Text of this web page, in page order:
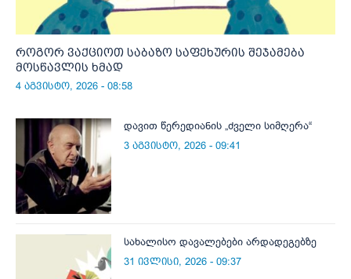
როგორ ვაქციოთ საბაზო საფეხურის შეჯამება
მოსწავლის ხმად
4 აგვისტო, 2026 - 08:58
დავით წერედიანის „ძველი სიმღერა“
3 აგვისტო, 2026 - 09:41
სახალისო დავალებები არდადეგებზე
31 ივლისი, 2026 - 09:37